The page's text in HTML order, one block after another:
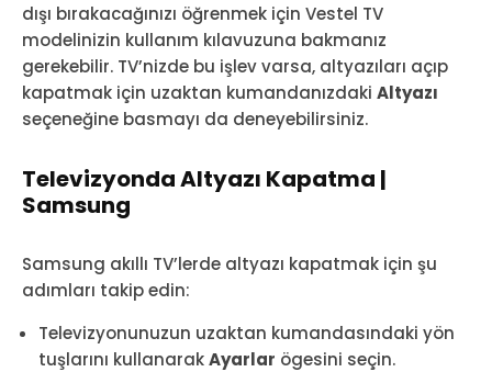
dışı bırakacağınızı öğrenmek için Vestel TV
modelinizin kullanım kılavuzuna bakmanız
gerekebilir. TV’nizde bu işlev varsa, altyazıları açıp
kapatmak için uzaktan kumandanızdaki Altyazı
seçeneğine basmayı da deneyebilirsiniz.
Televizyonda Altyazı Kapatma |
Samsung
Samsung akıllı TV’lerde altyazı kapatmak için şu
adımları takip edin:
Televizyonunuzun uzaktan kumandasındaki yön
tuşlarını kullanarakAyarlar ögesini seçin.